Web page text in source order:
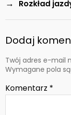
→ Rozkład
Dodaj
Twój adres e-mail
Wymagane pola
Komentarz *